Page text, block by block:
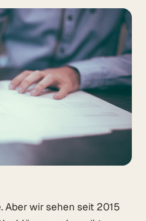
Aber wir sehen seit 2015